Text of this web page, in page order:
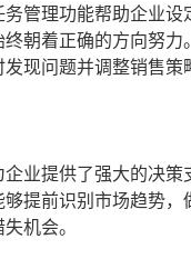
管理功能帮助企业设
朝着正确的方向努力
现问题并调整销售策
业提供了强大的决策
提前识别市场趋势，
机会。